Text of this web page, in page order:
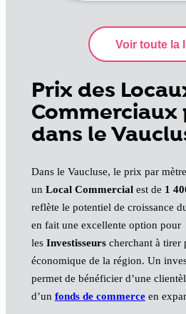
Prix des
Commerciaux
dans le
Dans le Vaucluse, le prix par
un Local Commercialest de 1
reflète le potentiel de croissance
en fait une excellente option pour
les Investisseurscherchant à tirer
économique de la région. Un
permet de bénéficier d’une
d’un fonds de commerceen